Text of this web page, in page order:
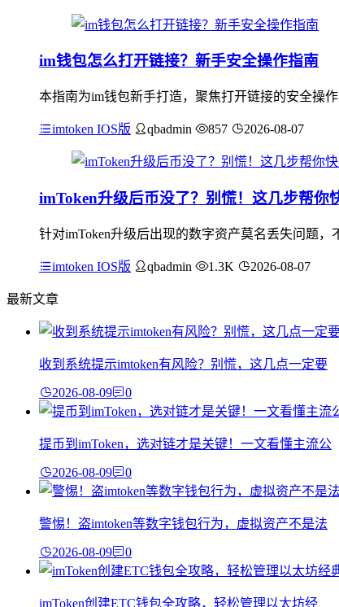
im钱包怎么打开链接？新手安全操作指南
本指南为im钱包新手打造，聚焦打开链接的安全操
imtoken IOS版 qbadmin 857 2026-08-07
imToken升级后币没了？别慌！这几步帮你
针对imToken升级后出现的数字资产莫名丢失问题
imtoken IOS版 qbadmin 1.3K 2026-08-07
最新文章
收到系统提示imtoken有风险？别慌，这几点一定要
2026-08-09 0
提币到imToken，选对链才是关键！一文看懂主流公
2026-08-09 0
警惕！盗imtoken等数字钱包行为，虚拟资产不是法
2026-08-09 0
imToken创建ETC钱包全攻略，轻松管理以太坊经